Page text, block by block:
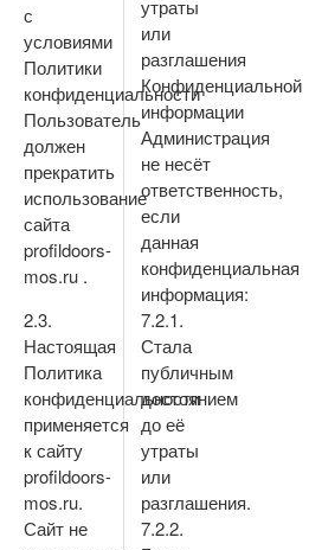
с
условиями
Политики
конфиденциальности
Пользователь
должен
прекратить
использование
сайта
profildoors-
mos.ru .
2.3.
Настоящая
Политика
конфиденциальности
применяется
к сайту
profildoors-
mos.ru.
Сайт не
утраты
или
разглашения
Конфиденциальной
информации
Администрация
не несёт
ответственность,
если
данная
конфиденциальная
информация:
7.2.1.
Стала
публичным
достоянием
до её
утраты
или
разглашения.
7.2.2.